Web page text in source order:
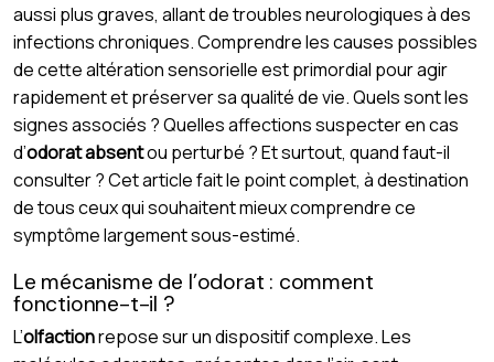
aussi plus graves, allant de troubles neurologiques à des
infections chroniques. Comprendre les causes possibles
de cette altération sensorielle est primordial pour agir
rapidement et préserver sa qualité de vie. Quels sont les
signes associés ? Quelles affections suspecter en cas
d’odorat absentou perturbé ? Et surtout, quand faut-il
consulter ? Cet article fait le point complet, à destination
de tous ceux qui souhaitent mieux comprendre ce
symptôme largement sous-estimé.
Le mécanisme de l’odorat : comment
fonctionne-t-il ?
L’olfactionrepose sur un dispositif complexe. Les